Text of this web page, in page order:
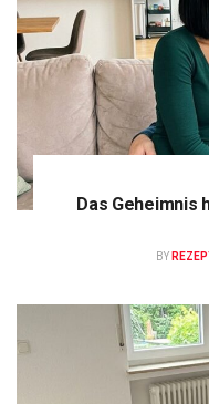
Das Geheimnis
BY